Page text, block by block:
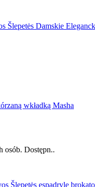
osób. Dostępn..